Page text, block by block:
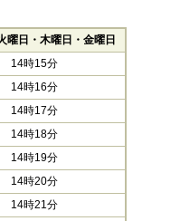
曜日・木曜日・金曜日
14時15分
14時16分
14時17分
14時18分
14時19分
14時20分
14時21分